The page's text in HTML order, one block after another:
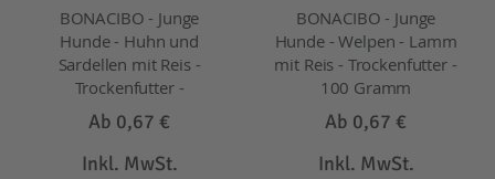
BONACIBO - Junge
Hunde - Huhn und
Sardellen mit Reis -
Trockenfutter -
Ab 0,67 €
Inkl. MwSt.
BONACIBO - Junge
Hunde - Welpen - Lamm
mit Reis - Trockenfutter -
100 Gramm
Ab 0,67 €
Inkl. MwSt.